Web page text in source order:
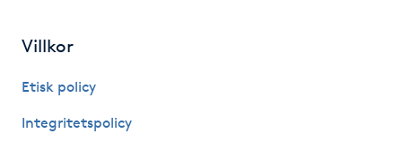
Huduppstramning
Villkor
Etisk policy
Integritetspolicy